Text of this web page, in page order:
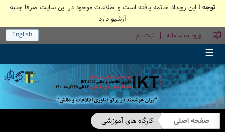
توجه ! این رویداد خاتمه یافته است و اطلاعات موجود در این سایت صرفا جنبه
آرشیو دارد
| ورود به سامانه | ثبت نام English
☰
صفحه اصلی کارگاه های آموزشی